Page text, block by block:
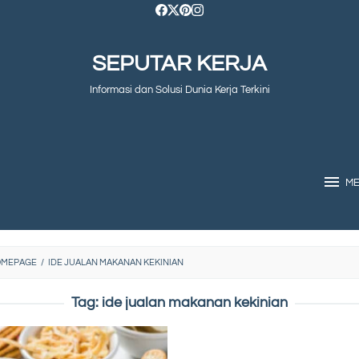
SEPUTAR KERJA
Informasi dan Solusi Dunia Kerja Terkini
/ IDE JUALAN MAKANAN KEKINIAN
Tag: ide jualan makanan kekinian